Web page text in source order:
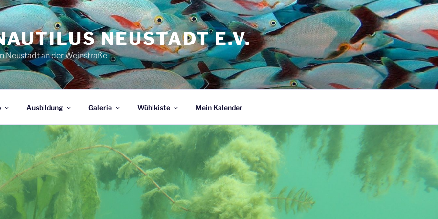
NEUSTADT E.V.
Neustadt an der Weinstraße
Ausbildung Galerie Wühlkiste Mein Kalender